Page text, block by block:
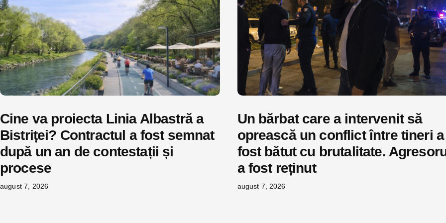
Cine va proiecta Linia Albastră a
Bistriței? Contractul a fost semnat
după un an de contestații și
procese
august 7, 2026
Un bărbat care a intervenit să
oprească un conflict între tineri a
fost bătut cu brutalitate.
a fost reținut
august 7, 2026